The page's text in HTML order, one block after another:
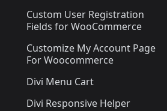
Custom User Registration
Fields for WooCommerce
Customize My Account Page
For Woocommerce
Divi Menu Cart
Divi Responsive Helper